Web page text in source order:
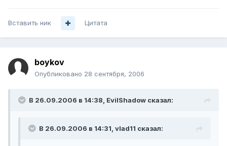
Вставить ник Цитата
boykov
Опубликовано 28 сентября, 2006
В 26.09.2006 в 14:38, EvilShadow сказал:
В 26.09.2006 в 14:31, vlad11 сказал: